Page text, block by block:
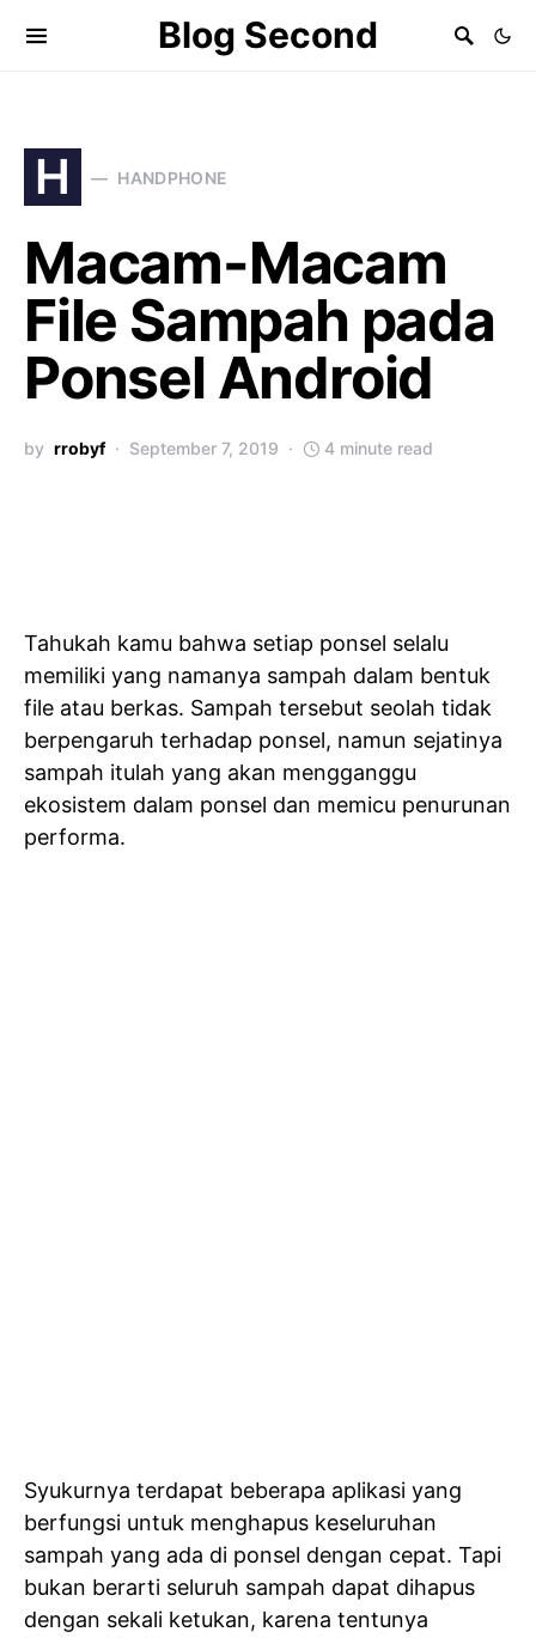
Blog Second
H HANDPHONE
Macam-Macam
File Sampah pada
Ponsel Android
by rrobyf September 7, 2019 4 minute read
Tahukah kamu bahwa setiap ponsel selalu
memiliki yang namanya sampah dalam bentuk
file atau berkas. Sampah tersebut seolah tidak
berpengaruh terhadap ponsel, namun sejatinya
sampah itulah yang akan mengganggu
ekosistem dalam ponsel dan memicu penurunan
performa.
Syukurnya terdapat beberapa aplikasi yang
berfungsi untuk menghapus keseluruhan
sampah yang ada di ponsel dengan cepat. Tapi
bukan berarti seluruh sampah dapat dihapus
dengan sekali ketukan, karena tentunya